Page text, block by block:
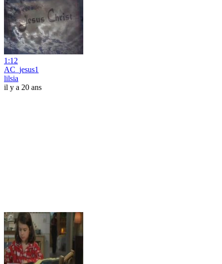
1:12
AC_jesus1
lilsia
il y a 20 ans